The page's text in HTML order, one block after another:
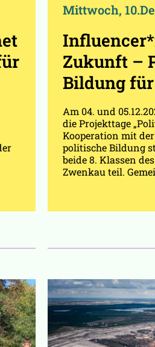
Mittwoch,
Zukunft –
Bildung
Am 04. und
die Projekttage
Kooperation mit
politische Bildung
beide 8. Klassen
Zwenkau teil.